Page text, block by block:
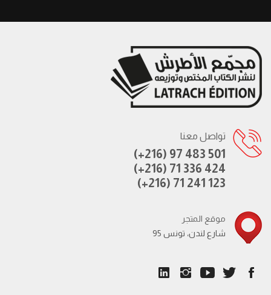
تواصل معنا
(+216) 97 483 501
(+216) 71 336 424
(+216) 71 241 123
موقع المتجر
95 شارع لندن، تونس